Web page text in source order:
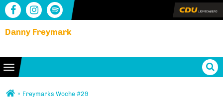
Danny Freymark
Toggle navigation
Sie sind hier
» Freymarks Woche #29